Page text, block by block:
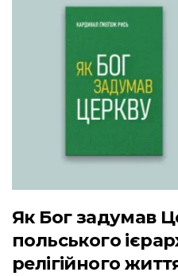
Як Бог задумав
польського
релігійного